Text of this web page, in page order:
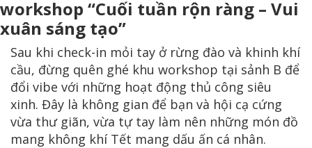
workshop “Cuối tuần rộn ràng – Vui
xuân sáng tạo”
Sau khi check-in mỏi tay ở rừng đào và khinh khí
cầu, đừng quên ghé khu workshop tại sảnh B để
đổi vibe với những hoạt động thủ công siêu
xinh. Đây là không gian để bạn và hội cạ cứng
vừa thư giãn, vừa tự tay làm nên những món đồ
mang không khí Tết mang dấu ấn cá nhân.